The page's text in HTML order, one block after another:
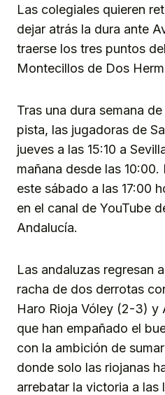
Las colegiales quieren
dejar atrás la dura ante
traerse los tres puntos
Montecillos de Dos
Tras una dura semana
pista, las jugadoras de
jueves a las 15:10 a
mañana desde las
este sábado a las 17:00
en el canal de YouTube
Andalucía.
Las andaluzas regresan
racha de dos derrotas
Haro Rioja Vóley (2-3) y
que han empañado el
con la ambición de
donde solo las riojanas
arrebatar la victoria a las